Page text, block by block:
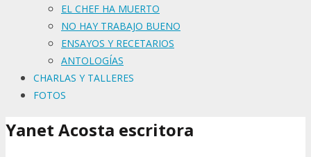
EL CHEF HA MUERTO
NO HAY TRABAJO BUENO
ENSAYOS Y RECETARIOS
ANTOLOGÍAS
CHARLAS Y TALLERES
FOTOS
Yanet Acosta escritora